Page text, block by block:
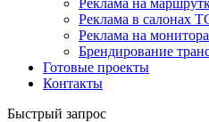
Реклама на
Реклама в салонах
Реклама на
Брендирование
Готовые проекты
Контакты
Быстрый запрос